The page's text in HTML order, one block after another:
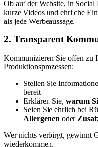
Ob auf der Website, in
kurze Videos und ehrliche
als jede Werbeaussage.
2. Transparent
Kommunizieren Sie offen zu
Produktionsprozessen:
Stellen Sie
bereit
Erklären Sie, warum
Seien Sie ehrlich bei
Allergenen oder
Wer nichts verbirgt, gewinnt
wiederkommen.